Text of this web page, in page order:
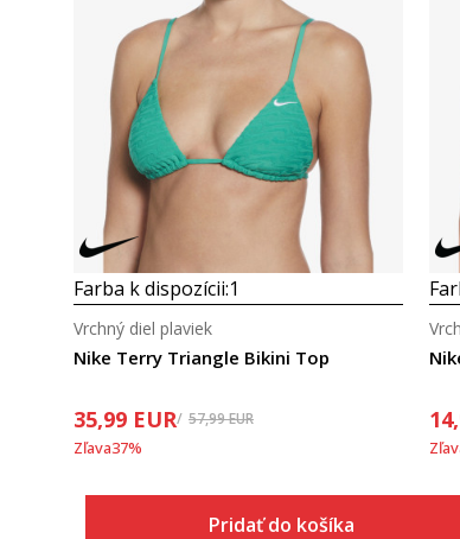
Porovnaj
Farba k dispozícii:1
Nike Terry Triangle Bikini Top
Vrchný diel plaviek
35,99 EUR 57,99EUR
Zľava37%
Pridať do košíka